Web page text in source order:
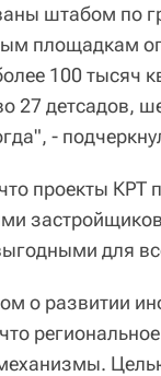
штабом по
площадкам
100 тысяч
27 детсадов,
-
проекты КРТ
для
о развитии